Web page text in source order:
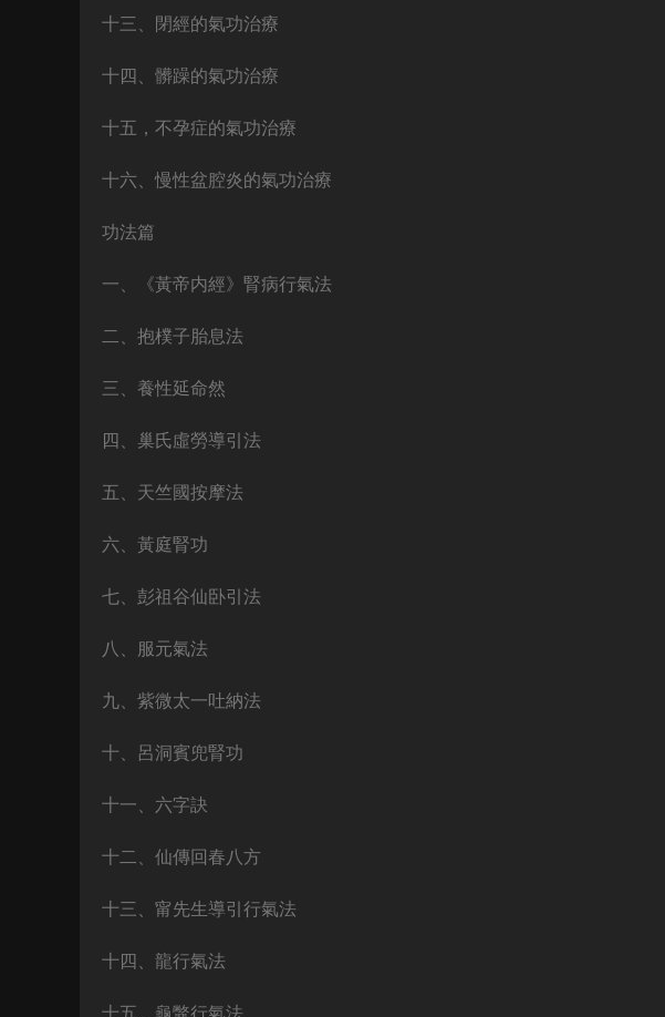
十三、閉經的氣功治療
十四、髒躁的氣功治療
十五，不孕症的氣功治療
十六、慢性盆腔炎的氣功治療
功法篇
一、《黃帝内經》腎病行氣法
二、抱樸子胎息法
三、養性延命然
四、巢氏虛勞導引法
五、天竺國按摩法
六、黃庭腎功
七、彭祖谷仙卧引法
八、服元氣法
九、紫微太一吐納法
十、呂洞賓兜腎功
十一、六字訣
十二、仙傳回春八方
十三、甯先生導引行氣法
十四、龍行氣法
十五、龜鼈行氣法